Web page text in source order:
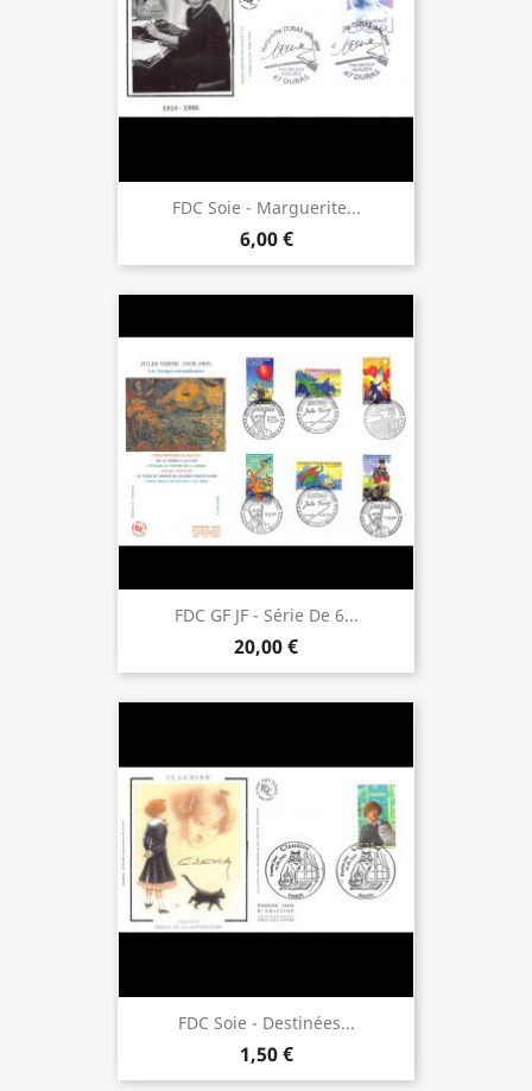
FDC Soie - Marguerite...
6,00 €
FDC GF JF - Série De 6...
20,00 €
FDC Soie - Destinées...
1,50 €